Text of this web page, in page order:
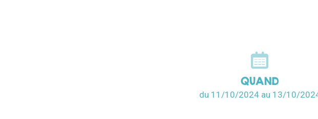
QUAND
du 11/10/2024 au 13/10/